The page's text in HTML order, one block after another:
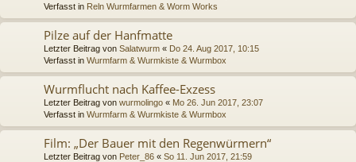
Verfasst in Reln Wurmfarmen & Worm Works
Pilze auf der Hanfmatte
Letzter Beitrag von Salatwurm « Do 24. Aug 2017, 10:15
Verfasst in Wurmfarm & Wurmkiste & Wurmbox
Wurmflucht nach Kaffee-Exzess
Letzter Beitrag von wurmolingo « Mo 26. Jun 2017, 23:07
Verfasst in Wurmfarm & Wurmkiste & Wurmbox
Film: „Der Bauer mit den Regenwürmern“
Letzter Beitrag von Peter_86 « So 11. Jun 2017, 21:59